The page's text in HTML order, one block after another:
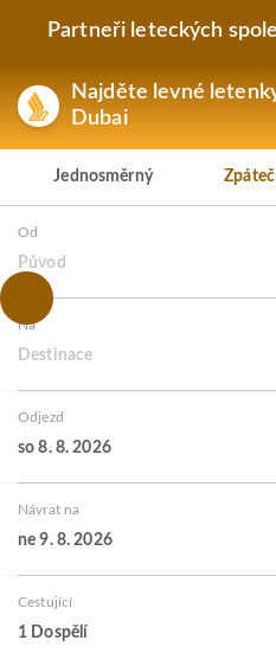
Partneři leteckých
Najděte levné
Dubai
Jednosměrný
Od
Původ
Na
Destinace
Odjezd
so 8. 8. 2026
Návrat na
ne 9. 8. 2026
Cestující
1 Dospělí